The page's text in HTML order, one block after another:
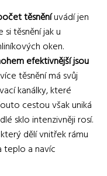
těsněníuvádí jen
těsnění jak u
oken.
efektivnější jsou
těsnění má svůj
kanálky, které
cestou však uniká
sklo intenzivněji rosí.
dělí vnitřek rámu
teplo a navíc